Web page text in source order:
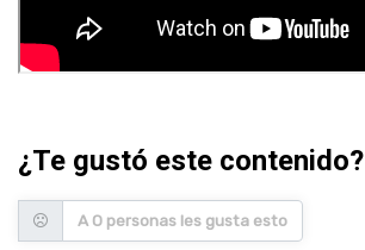
¿Te gustó este contenido?
A 0 personas les gusta esto